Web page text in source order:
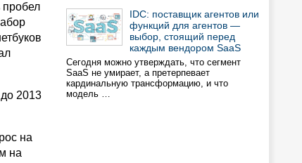
пробел
2013
на
на
IDC: поставщик агентов или
функций для агентов —
выбор, стоящий перед
каждым вендором SaaS
Сегодня можно утверждать, что сегмент
SaaS не умирает, а претерпевает
кардинальную трансформацию, и что
модель …